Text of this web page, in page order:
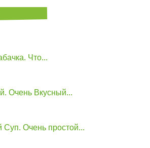
Что...
Очень Вкусный...
Очень простой...